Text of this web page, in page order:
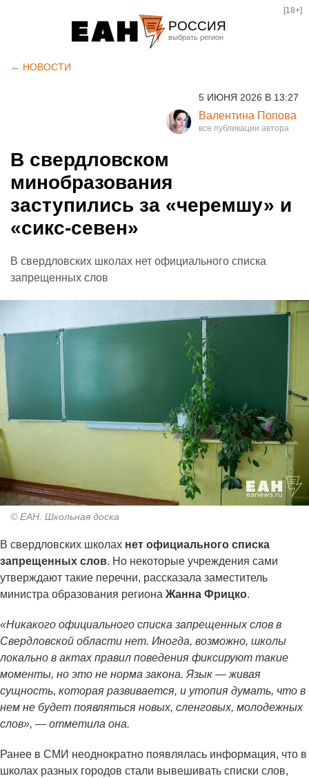
РОССИЯ
Курган
Оренбург
[18+]
← НОВОСТИ
5 ИЮНЯ 2026 В 13:27
Валентина Попова
В свердловском
минобразования
заступились за «черемшу» и
«сикс-севен»
В свердловских школах нет официального списка
запрещенных слов
© ЕАН. Школьная доска
В свердловских школах нет официального списка
запрещенных слов. Но некоторые учреждения сами
утверждают такие перечни, рассказала заместитель
министра образования региона Жанна Фрицко.
«Никакого официального списка запрещенных слов в
Свердловской области нет. Иногда, возможно, школы
локально в актах правил поведения фиксируют такие
моменты, но это не норма закона. Язык — живая
сущность, которая развивается, и утопия думать, что в
нем не будет появляться новых, сленговых, молодежных
слов», — отметила она.
Ранее в СМИ неоднократно появлялась информация, что в
школах разных городов стали вывешивать списки слов,